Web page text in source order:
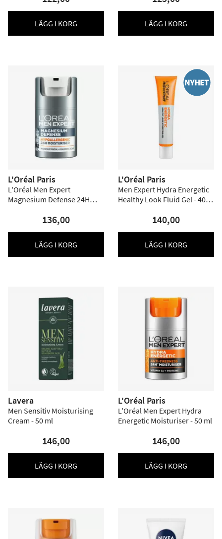
LÄGG I KORG LÄGG I KORG
L'Oréal Paris
L'Oréal Men Expert
Magnesium Defense 24H
136,00
LÄGG I KORG
L'Oréal Paris
Men Expert Hydra Energetic
Healthy Look Fluid Gel - 40
140,00
LÄGG I KORG
Lavera
Men Sensitiv Moisturising
Cream - 50 ml
146,00
LÄGG I KORG
L'Oréal Paris
L'Oréal Men Expert Hydra
Energetic Moisturiser - 50 ml
146,00
LÄGG I KORG